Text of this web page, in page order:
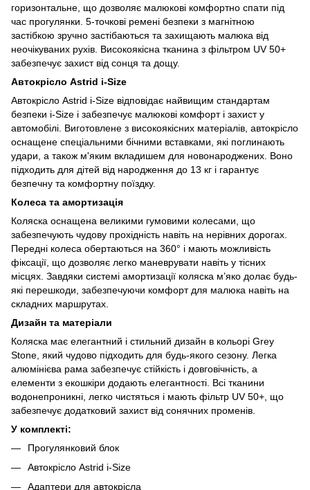
горизонтальне, що дозволяє малюкові комфортно спати під
час прогулянки. 5-точкові ремені безпеки з магнітною
застібкою зручно застібаються та захищають малюка від
неочікуваних рухів. Високоякісна тканина з фільтром UV 50+
забезпечує захист від сонця та дощу.
Автокрісло Astrid i-Size
Автокрісло Astrid i-Size відповідає найвищим стандартам
безпеки i-Size і забезпечує малюкові комфорт і захист у
автомобілі. Виготовлене з високоякісних матеріалів, автокрісло
оснащене спеціальними бічними вставками, які поглинають
удари, а також м'яким вкладишем для новонароджених. Воно
підходить для дітей від народження до 13 кг і гарантує
безпечну та комфортну поїздку.
Колеса та амортизація
Коляска оснащена великими гумовими колесами, що
забезпечують чудову прохідність навіть на нерівних дорогах.
Передні колеса обертаються на 360° і мають можливість
фіксації, що дозволяє легко маневрувати навіть у тісних
місцях. Завдяки системі амортизації коляска м’яко долає будь-
які перешкоди, забезпечуючи комфорт для малюка навіть на
складних маршрутах.
Дизайн та матеріали
Коляска має елегантний і стильний дизайн в кольорі Grey
Stone, який чудово підходить для будь-якого сезону. Легка
алюмінієва рама забезпечує стійкість і довговічність, а
елементи з екошкіри додають елегантності. Всі тканини
водонепроникні, легко чистяться і мають фільтр UV 50+, що
забезпечує додатковий захист від сонячних променів.
У комплекті:
Прогулянковий блок
Автокрісло Astrid i-Size
Адаптери для автокрісла